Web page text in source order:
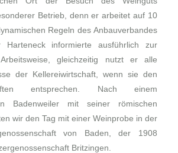
Betrieb, denn er arbeitet auf 10
Regeln des Anbauverbandes
Harteneck informierte ausführlich zur
Arbeitsweise, gleichzeitig nutzt er alle
der Kellereiwirtschaft, wenn sie den
entsprechen. Nach einem
Badenweiler mit seiner römischen
wir den Tag mit einer Weinprobe in der
von Baden, der 1908
Britzingen.